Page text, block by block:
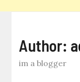
Author:
im a blogger